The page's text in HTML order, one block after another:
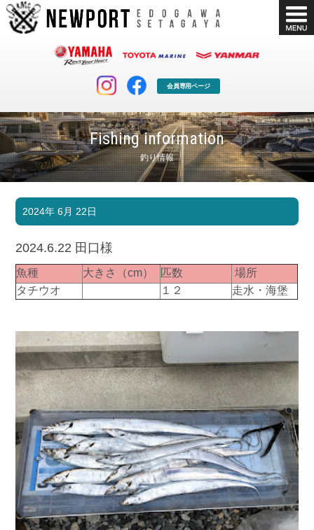
会員専用ページ
Fishing information
釣り情報
マリンクラブ
マリンライフを堪能したい！
ボート販売
ボート免許
長年の実績と信頼！
店舗情報
Shop Info.
公式ブログ
Blog
お問い合わせ 会社概要
採用情報
Recruit
リンク集
2024年 6月 22日
2024.6.22 田口様
魚種 大きさ（cm） 匹数
場所
タチウオ
１２ 走水・海堡